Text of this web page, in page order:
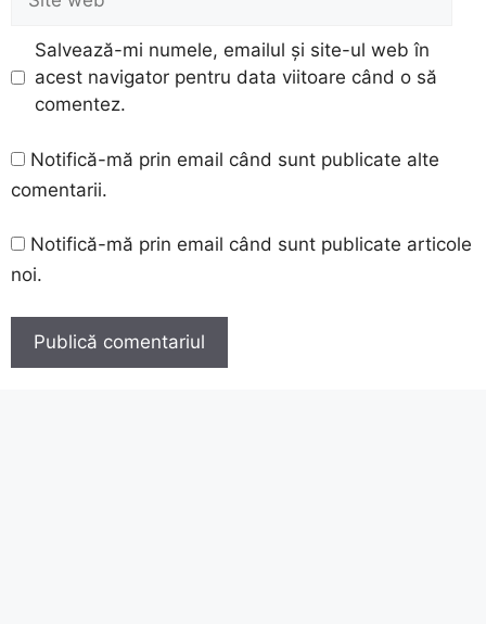
web
Salvează-mi numele, emailul și site-ul web în
acest navigator pentru data viitoare când o să
comentez.
Notifică-mă prin email când sunt publicate alte
comentarii.
Notifică-mă prin email când sunt publicate articole
noi.